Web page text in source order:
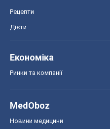
Рецепти
Дієти
Економіка
Ринки та компанії
MedOboz
Новини медицини